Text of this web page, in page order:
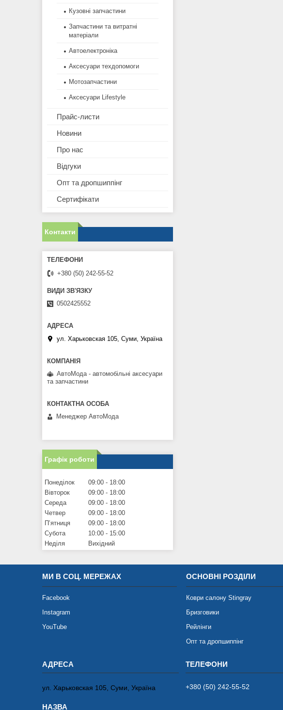
Кузовні запчастини
Запчастини та витратні
матеріали
Автоелектроніка
Аксесуари техдопомоги
Мотозапчастини
Аксесуари Lifestyle
Прайс-листи
Новини
Про нас
Відгуки
Опт та дропшиппінг
Сертифікати
Контакти
+380 (50) 242-55-52
0502425552
ул. Харьковская 105, Суми, Україна
АвтоМода - автомобільні аксесуари
та запчастини
Менеджер АвтоМода
Графік роботи
Понеділок 09:00
18:00
Вівторок
09:00
18:00
Середа
09:00
18:00
Четвер
09:00
18:00
Пʼятниця
09:00
18:00
Субота
10:00
15:00
Неділя
Вихідний
МИ В СОЦ. МЕРЕЖАХ
Facebook
Instagram
YouTube
ОСНОВНІ РОЗДІЛИ
Коври салону Stingray
Бризговики
Рейлінги
Опт та дропшиппінг
ул. Харьковская 105, Суми, Україна +380 (50) 242-55-52